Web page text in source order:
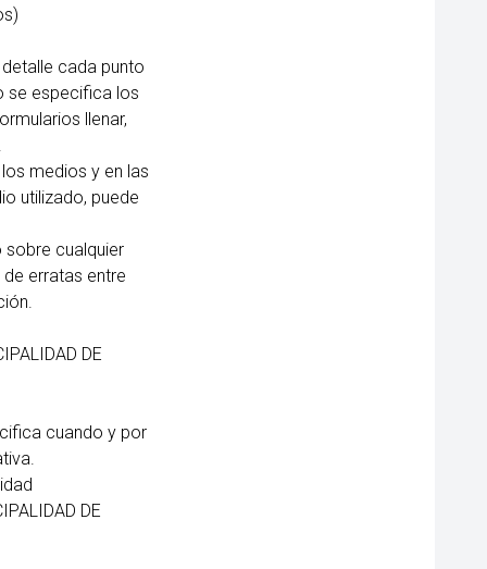
cada punto
se especifica los
llenar,
medios y en las
utilizado, puede
sobre cualquier
erratas entre
DE
cuando y por
DE